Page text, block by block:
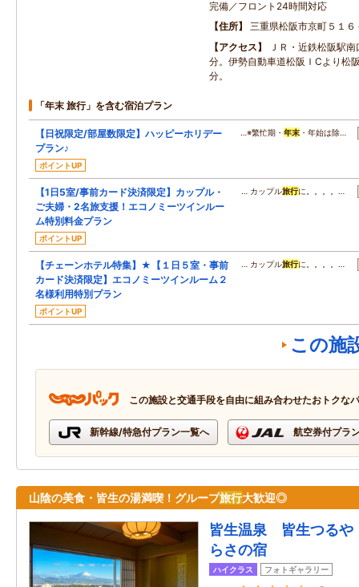
完備／フロント24時間対応
住所
三重県松阪市京町５１６
アクセス
ＪＲ・近鉄松阪駅
分。伊勢自動車道松阪ＩCより松
分。
「年末 旅行」を含む宿泊プラン
【日祝限定/部屋数限定】ハッピーホリデー
プラン♪
ポイントUP
…※繁忙期・ 年末 ・年始は除…
【1日5室/事前カード決済限定】カップル・
ご夫婦・2名旅支援！エコノミーツインルー
ム特別料金プラン
ポイントUP
… カップル旅行に。。。。…
【チェーンホテル特集】★【１日５室・事前
カード決済限定】エコノミーツインルーム２
名様利用特別プラン
ポイントUP
… カップル旅行に。。。。…
この施
この施設と交通手段を自由に組み合わせたおトクな
新幹線/特急付プラン一覧へ 航空券付プラ
山陰の美食・皆生の湯満喫！グループ旅行大歓迎◎
皆生温泉 皆生つる
らさの宿
ハイクラス フォトギャラリー